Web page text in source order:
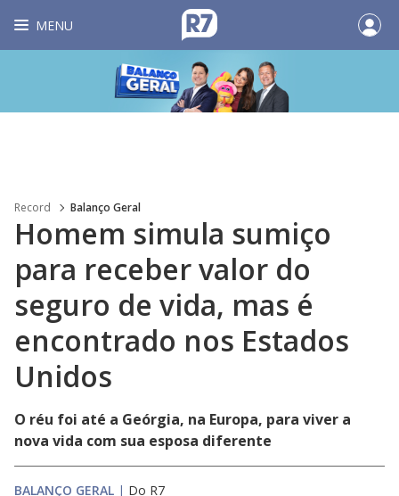
MENU
Record Balanço Geral
Homem simula sumiço
para receber valor do
seguro de vida, mas é
encontrado nos Estados
Unidos
O réu foi até a Geórgia, na Europa, para viver a
nova vida com sua esposa diferente
BALANÇO GERAL | Do R7